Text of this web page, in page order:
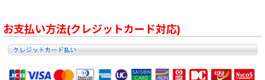
お支払い方法(クレジットカード対応)